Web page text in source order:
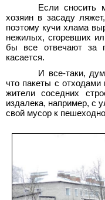
Если сносить
хозяин в засаду
поэтому кучи хлама
нежилых, сгоревших
бы все отвечают за
касается.
И все-таки,
что пакеты с отходами
жители соседних
издалека, например, с
свой мусор к